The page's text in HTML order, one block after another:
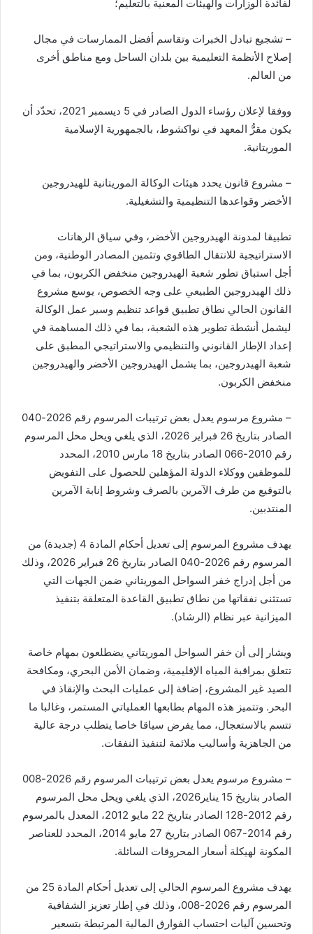
لفائدة الوزارات والهيئات المعنية بالتعليم؛
– تشجيع تبادل الخبرات وتقاسم أفضل الممارسات في مجال
إصلاح الأنظمة التعليمية بين بلدان الساحل ومع مناطق أخرى
من العالم.
ووفقا لإعلان رؤساء الدول الصادر في 5 ديسمبر 2021، تحدّد أن
يكون مقرُّ المعهد في نواكشوط، بالجمهورية الإسلامية
الموريتانية.
– مشروع قانون يحدد هيئات الوكالة الموريتانية للهيدروجين
الأخضر وقواعدها التنظيمية والتشغيلية.
تطبيقا لمدونة الهيدروجين الأخضر، وفي سياق الرهانات
الاستراتيجية للانتقال الطاقوي وتثمين المصادر الوطنية، ومن
أجل استباق تطور شعبة الهيدروجين منخفض الكربون، بما في
ذلك الهيدروجين الطبيعي على وجه الخصوص، يوسع مشروع
القانون الحالي نطاق تطبيق قواعد تنظيم وسير عمل الوكالة
ليشمل أنشطة تطوير هذه الشعبة، بما في ذلك المساهمة في
إعداد الإطار القانوني والتنظيمي والاستراتيجي المطبق على
شعبة الهيدروجين، بما يشمل الهيدروجين الأخضر والهيدروجين
منخفض الكربون.
– مشروع مرسوم يعدل بعض ترتيبات المرسوم رقم 2026-040
الصادر بتاريخ 26 فبراير 2026، الذي يلغي ويحل محل المرسوم
رقم 2010-066 الصادر بتاريخ 18 مارس 2010، المحدد
للموظفين ووكلاء الدولة المؤهلين للحصول على التفويض
بالتوقيع من طرف الآمرين بالصرف وشروط إنابة الآمرين
المنتدبين.
يهدف مشروع المرسوم إلى تعديل أحكام المادة 4 (جديدة) من
المرسوم رقم 2026-040 الصادر بتاريخ 26 فبراير 2026، وذلك
من أجل إدراج خفر السواحل الموريتاني ضمن الجهات التي
تستثنى نفقاتها من نطاق تطبيق القاعدة المتعلقة بتنفيذ
الميزانية عبر نظام (الرشاد).
ويشار إلى أن خفر السواحل الموريتاني يضطلعون بمهام خاصة
تتعلق بمراقبة المياه الإقليمية، وضمان الأمن البحري، ومكافحة
الصيد غير المشروع، إضافة إلى عمليات البحث والإنقاذ في
البحر. وتتميز هذه المهام بطابعها العملياتي المستمر، وغالبا ما
تتسم بالاستعجال، مما يفرض سياقا خاصا يتطلب درجة عالية
من الجاهزية وأساليب ملائمة لتنفيذ النفقات.
– مشروع مرسوم يعدل بعض ترتيبات المرسوم رقم 2026-008
الصادر بتاريخ 15 يناير2026، الذي يلغي ويحل محل المرسوم
رقم 2012-128 الصادر بتاريخ 22 مايو 2012، المعدل بالمرسوم
رقم 2014-067 الصادر بتاريخ 27 مايو 2014، المحدد للعناصر
المكونة لهيكلة أسعار المحروقات السائلة.
يهدف مشروع المرسوم الحالي إلى تعديل أحكام المادة 25 من
المرسوم رقم 2026-008، وذلك في إطار تعزيز الشفافية
وتحسين آليات احتساب الفوارق المالية المرتبطة بتسعير